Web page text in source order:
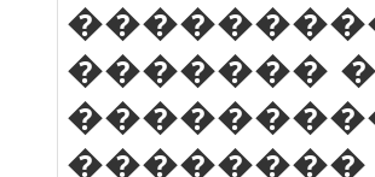
�������
��������